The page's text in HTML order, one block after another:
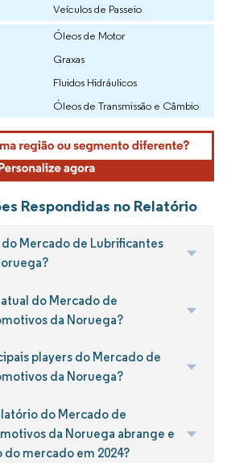
Veículos de Passeio
Óleos de Motor
Graxas
Fluidos Hidráulicos
Óleos de Transmissão e Câmbio
Respondidas no Relatório
Mercado de Lubrificantes
do Mercado de
da Noruega?
players do Mercado de
da Noruega?
do Mercado de
da Noruega abrange e
mercado em 2024?